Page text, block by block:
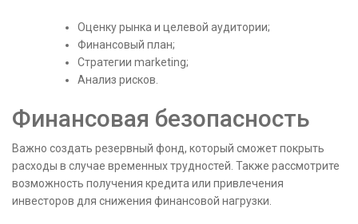
Оценку рынка и целевой аудитории;
Финансовый план;
Стратегии marketing;
Анализ рисков.
Финансовая безопасность
Важно создать резервный фонд, который сможет покрыть
расходы в случае временных трудностей. Также рассмотрите
возможность получения кредита или привлечения
инвесторов для снижения финансовой нагрузки.